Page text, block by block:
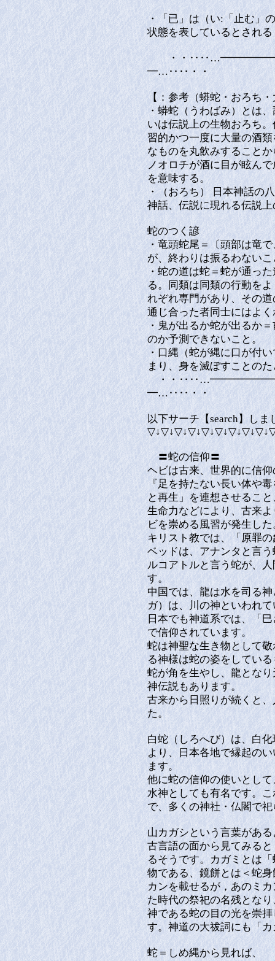
・「已」は（い:「止む」
状態を表しているとされる
・・
━…‥‥・・
【：参考（蟒蛇・おろち
・蟒蛇（うわばみ）とは
いは伝説上の生物おろち
習的かつ一度に大量の酒
なものを丸飲みすること
ノオロチが酒に目が眩ん
を意味する。
・（おろち） 日本神話の
神話、伝説に現れる伝説
蛇のつく諺
・竜頭蛇尾＝〔頭部は竜
が、終わりは振るわないこ
・蛇の道は蛇＝蛇が通っ
る。同類は同類の行動を
れぞれ専門があり、その
通じ合った者同士にはよ
・鬼が出るか蛇が出るか
のか予測できないこと。
・口縄（蛇が縄に口が付
まり、身を滅ぼすことの
・・
━…‥‥・・
以下サーチ【search】しま
〓蛇の信仰〓
ヘビは古来、世界的に信
『足を持たない長い体や
と再生」を連想させるこ
生命力などにより、古来
ビを崇める風習が発生し
キリスト教では、「原罪
ベッドは、アナンタと言
ルコアトルと言う蛇が、
す。
中国では、龍は水を司る
ガ）は、川の神といわれ
日本でも神道系では、「
で信仰されています。
蛇は神聖な生き物として
る神様は蛇の姿をしてい
蛇が角を生やし、龍とな
神伝説もあります。
古来から日照りが続くと
た。
白蛇（しろへび）は、白
より、日本各地で縁起の
ます。
他に蛇の信仰の使いとし
水神としても有名です。
で、多くの神社・仏閣で
山カガシという言葉があ
古言語の面から見てみる
るそうです。カガミとは
物である、鏡餅とは＜蛇
カンを載せるが，あのミ
た時代の祭祀の名残とな
神である蛇の目の光を崇
す。神道の大祓詞にも「
蛇＝しめ縄から見れば、